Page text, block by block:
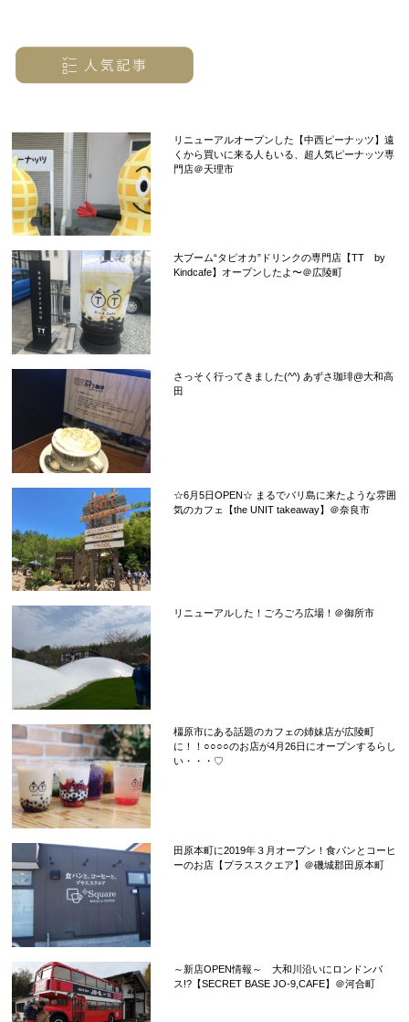
リニューアルオープンした【中西ピーナッツ】遠
くから買いに来る人もいる、超人気ピーナッツ専
門店＠天理市
大ブーム“タピオカ”ドリンクの専門店【TT by
Kindcafe】オープンしたよ〜＠広陵町
さっそく行ってきました(^^) あずさ珈琲@大和高
田
☆6月5日OPEN☆ まるでバリ島に来たような雰囲
気のカフェ【the UNIT takeaway】＠奈良市
リニューアルした！ごろごろ広場！＠御所市
橿原市にある話題のカフェの姉妹店が広陵町
に！！○○○○のお店が4月26日にオープンするらし
い・・・♡
田原本町に2019年３月オープン！食パンとコーヒ
ーのお店【プラススクエア】＠磯城郡田原本町
～新店OPEN情報～ 大和川沿いにロンドンバ
ス!?【SECRET BASE JO-9,CAFE】＠河合町